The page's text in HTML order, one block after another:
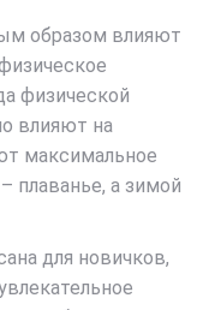
образом влияют
физической
влияют на
максимальное
плаванье, а зимой
для новичков,